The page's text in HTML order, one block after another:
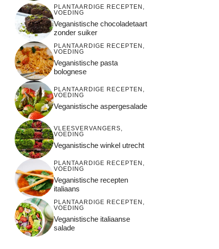
PLANTAARDIGE RECEPTEN ,
VOEDING
Veganistische chocoladetaart
zonder suiker
PLANTAARDIGE RECEPTEN ,
VOEDING
Veganistische pasta
bolognese
PLANTAARDIGE RECEPTEN ,
VOEDING
Veganistische aspergesalade
VLEESVERVANGERS,
VOEDING
Veganistische winkel utrecht
PLANTAARDIGE RECEPTEN ,
VOEDING
Veganistische recepten
italiaans
PLANTAARDIGE RECEPTEN ,
VOEDING
Veganistische italiaanse
salade